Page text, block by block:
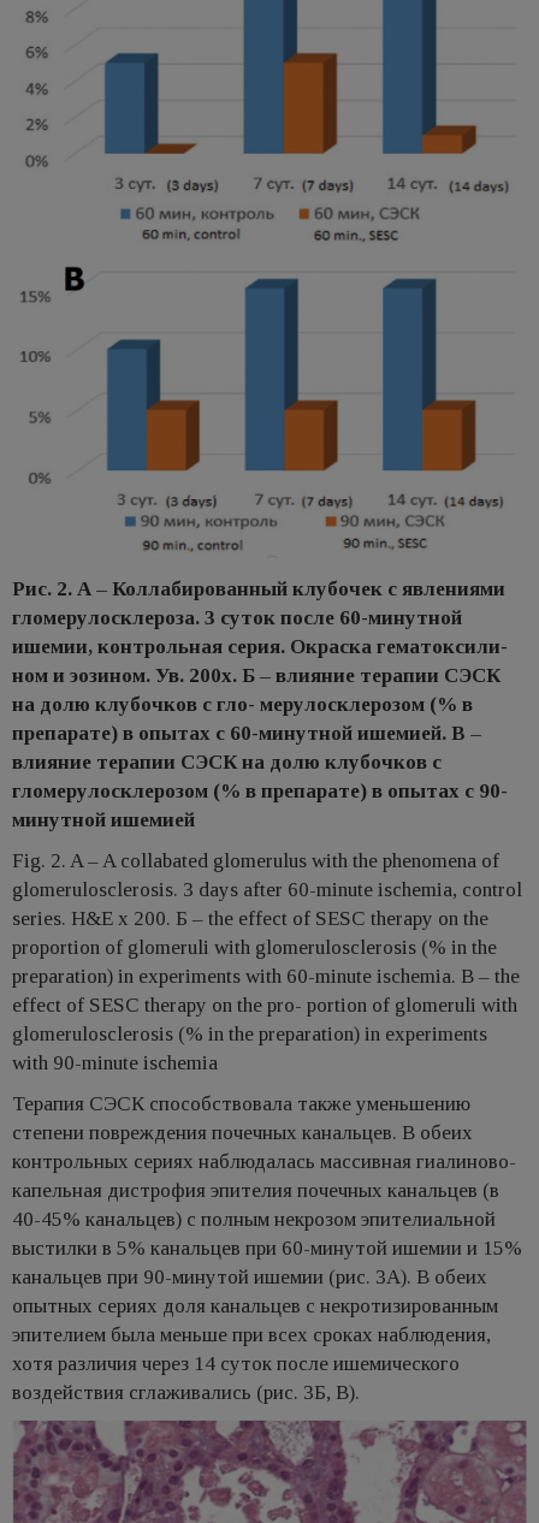
Рис. 2. А – Коллабированный клубочек с явлениями
гломерулосклероза. 3 суток после 60-минутной
ишемии, контрольная серия. Окраска гематоксили-
ном и эозином. Ув. 200х. Б – влияние терапии СЭСК
на долю клубочков с гло- мерулосклерозом (% в
препарате) в опытах с 60-минутной ишемией. В –
влияние терапии СЭСК на долю клубочков с
гломерулосклерозом (% в препарате) в опытах с 90-
минутной ишемией
Fig. 2. A – A collabated glomerulus with the phenomena of
glomerulosclerosis. 3 days after 60-minute ischemia, control
series. H&E x 200. Б – the effect of SESC therapy on the
proportion of glomeruli with glomerulosclerosis (% in the
preparation) in experiments with 60-minute ischemia. В – the
effect of SESC therapy on the pro- portion of glomeruli with
glomerulosclerosis (% in the preparation) in experiments
with 90-minute ischemia
Терапия СЭСК способствовала также уменьшению
степени повреждения почечных канальцев. В обеих
контрольных сериях наблюдалась массивная гиалиново-
капельная дистрофия эпителия почечных канальцев (в
40-45% канальцев) с полным некрозом эпителиальной
выстилки в 5% канальцев при 60-минутой ишемии и 15%
канальцев при 90-минутой ишемии (рис. 3А). В обеих
опытных сериях доля канальцев с некротизированным
эпителием была меньше при всех сроках наблюдения,
хотя различия через 14 суток после ишемического
воздействия сглаживались (рис. 3Б, В).